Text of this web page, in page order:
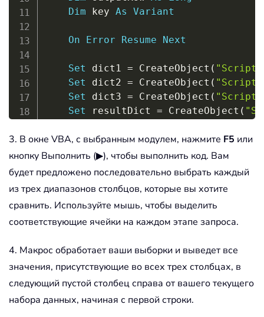
Dim key As Variant
On Error Resume Next
Set dict1 = CreateObject (
Set dict2 = CreateObject (
Set dict3 = CreateObject (
Set resultDict = CreateObject (
' Prompt the user to select the
Set rngA = Application.InputBox
Application InputBox
' Store all unique values from
For Each cell In rngA
            dict1
.Add cell.Value,
End If
Next
3. В окне VBA, с выбранным модулем, нажмите F5 или
кнопку Выполнить (▶), чтобы выполнить код. Вам
будет предложено последовательно выбрать каждый
из трех диапазонов столбцов, которые вы хотите
сравнить. Используйте мышь, чтобы выделить
соответствующие ячейки на каждом этапе запроса.
4. Макрос обработает ваши выборки и выведет все
значения, присутствующие во всех трех столбцах, в
следующий пустой столбец справа от вашего текущего
набора данных, начиная с первой строки.